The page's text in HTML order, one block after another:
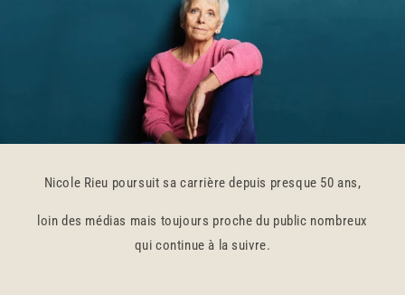
Nicole Rieu poursuit sa carrière depuis presque 50 ans,
loin des médias mais toujours proche du public nombreux
qui continue à la suivre.